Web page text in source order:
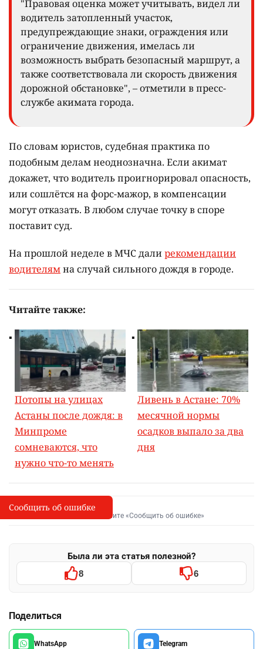
"Правовая оценка может учитывать, видел ли
водитель затопленный участок,
предупреждающие знаки, ограждения или
ограничение движения, имелась ли
возможность выбрать безопасный маршрут, а
также соответствовала ли скорость движения
дорожной обстановке", – отметили в пресс-
службе акимата города.
По словам юристов, судебная практика по
подобным делам неоднозначна. Если акимат
докажет, что водитель проигнорировал опасность,
или сошлётся на форс-мажор, в компенсации
могут отказать. В любом случае точку в споре
поставит суд.
На прошлой неделе в МЧС далирекомендации
водителямна случай сильного дождя в городе.
Читайте также:
Потопы на улицах
Астаны после дождя: в
Минпроме
сомневаются, что
нужно что-то менять
Ливень в Астане: 70%
месячной нормы
осадков выпало за два
дня
I
Сообщить об опечатке
Выделите фрагмент и нажмите «Сообщить об ошибке»
Была ли эта статья полезной?
8 6
Поделиться
WhatsApp Telegram
Сообщить об ошибке